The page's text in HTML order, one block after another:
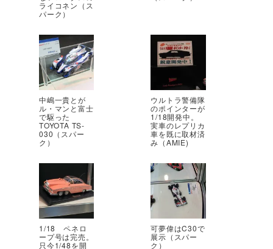
ライコネン（ス
パーク）
中嶋一貴とが
ル・マンと富士
で駆った
TOYOTA TS-
030（スパー
ク）
ウルトラ警備隊
のポインターが
1/18開発中。
実車のレプリカ
車を既に取材済
み（AMIE)
1/18 ペネロ
ープ号は完売。
只今1/48を開
可夢偉はC30で
展示（スパー
ク）